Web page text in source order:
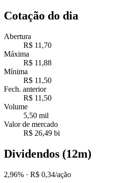
Cotação do dia
Abertura
R$ 11,70
Máxima
R$ 11,88
Mínima
R$ 11,50
Fech. anterior
R$ 11,50
Volume
5,50 mil
Valor de mercado
R$ 26,49 bi
Dividendos (12m)
2,96% · R$ 0,34/ação